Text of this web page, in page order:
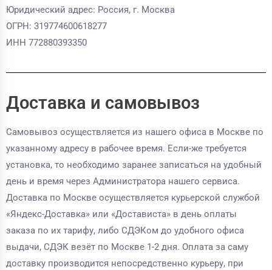
Юридический адрес: Россия, г. Москва
ОГРН: 319774600618277
ИНН 772880393350
Доставка и самовывоз
Самовывоз осуществляется из нашего офиса в Москве по
указанному адресу в рабочее время. Если-же требуется
установка, то необходимо заранее записаться на удобный
день и время через Администратора нашего сервиса.
Доставка по Москве осуществляется курьерской службой
«Яндекс-Доставка» или «Достависта» в день оплаты
заказа по их тарифу, либо СДЭКом до удобного офиса
выдачи, СДЭК везёт по Москве 1-2 дня. Оплата за саму
доставку производится непосредственно курьеру, при